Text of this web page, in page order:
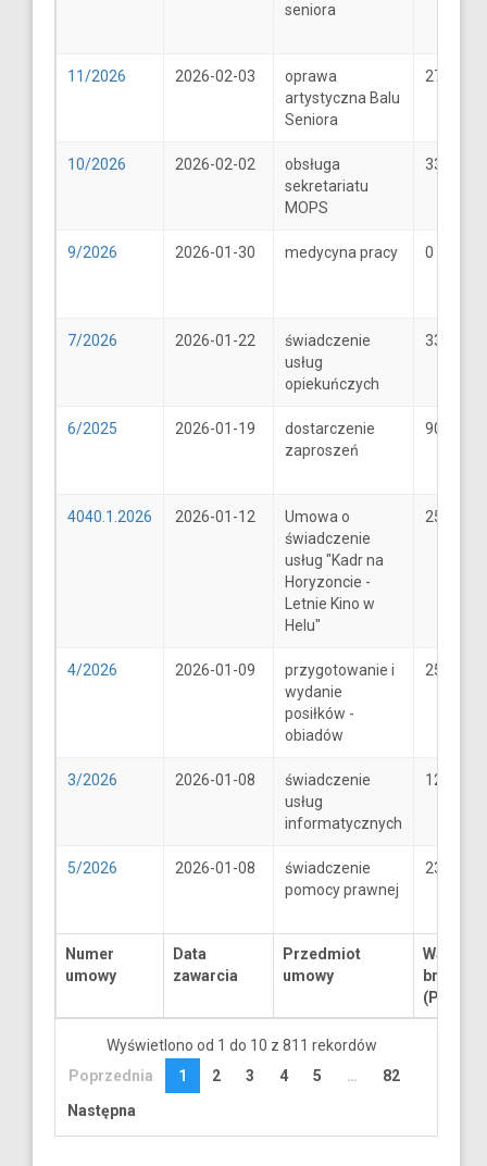
Numer
umowy
Data
zawarcia
Przedmiot
umowy
Wartość
brutto
(PLN)
seniora
11/2026 2026-02-03
oprawa
artystyczna Balu
Seniora
2706
10/2026 2026-02-02
obsługa
sekretariatu
MOPS
33
9/2026 2026-01-30 medycyna pracy 0
7/2026 2026-01-22
świadczenie
usług
opiekuńczych
33
6/2025 2026-01-19
dostarczenie
zaproszeń
900
4040.1.2026 2026-01-12
Umowa o
świadczenie
usług "Kadr na
Horyzoncie -
Letnie Kino w
Helu"
25600
4/2026 2026-01-09
przygotowanie i
wydanie
posiłków -
obiadów
25
3/2026 2026-01-08
świadczenie
usług
informatycznych
1250
5/2026 2026-01-08
świadczenie
pomocy prawnej
2300
Wyświetlono od 1 do 10 z 811 rekordów
Poprzednia
1 2 3 4 5 …
82
Następna